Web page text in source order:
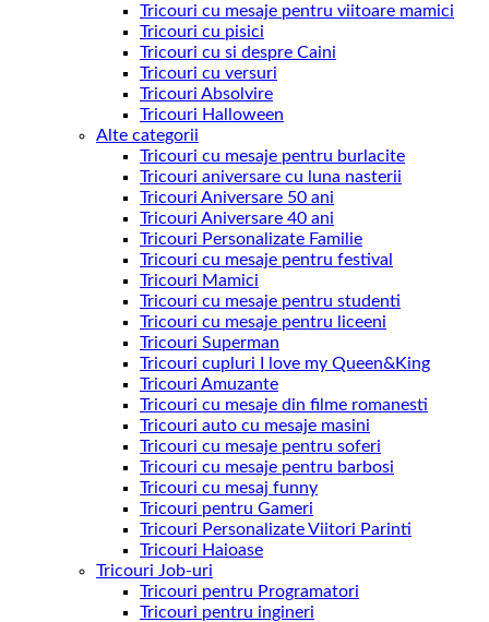
Tricouri cu mesaje pentru viitoare mamici
Tricouri cu pisici
Tricouri cu si despre Caini
Tricouri cu versuri
Tricouri Absolvire
Tricouri Halloween
Alte categorii
Tricouri cu mesaje pentru burlacite
Tricouri aniversare cu luna nasterii
Tricouri Aniversare 50 ani
Tricouri Aniversare 40 ani
Tricouri Personalizate Familie
Tricouri cu mesaje pentru festival
Tricouri Mamici
Tricouri cu mesaje pentru studenti
Tricouri cu mesaje pentru liceeni
Tricouri Superman
Tricouri cupluri I love my Queen&King
Tricouri Amuzante
Tricouri cu mesaje din filme romanesti
Tricouri auto cu mesaje masini
Tricouri cu mesaje pentru soferi
Tricouri cu mesaje pentru barbosi
Tricouri cu mesaj funny
Tricouri pentru Gameri
Tricouri Personalizate Viitori Parinti
Tricouri Haioase
Tricouri Job-uri
Tricouri pentru Programatori
Tricouri pentru ingineri